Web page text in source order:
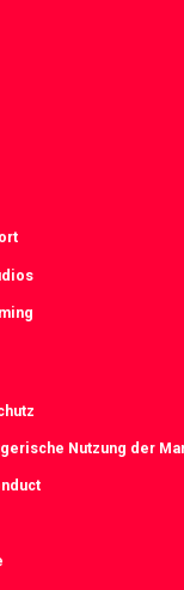
Nutzung der